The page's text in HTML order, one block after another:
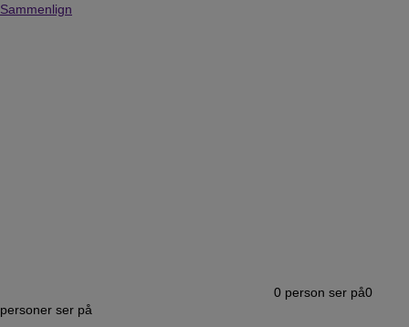
Sammenlign
0 person ser på0
personer ser på